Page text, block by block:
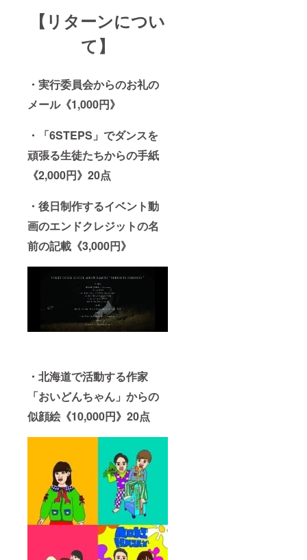
【リターンについ
て】
・実行委員会からのお礼の
メール《1,000円》
・「6STEPS」でダンスを
頑張る生徒たちからの手紙
《2,000円》20点
・後日制作するイベント動
画のエンドクレジットの名
前の記載《3,000円》
・北海道で活動する作家
「おいどんちゃん」からの
似顔絵《10,000円》20点